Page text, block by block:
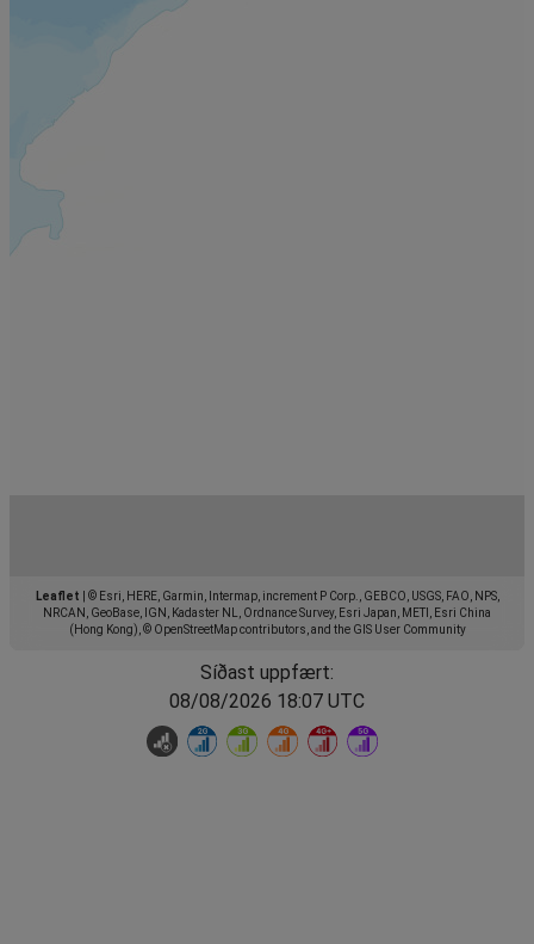
Leaflet
© Esri, HERE, Garmin, Intermap, increment P Corp., GEBCO, USGS, FAO, NPS,
NRCAN, GeoBase, IGN, Kadaster NL, Ordnance Survey, Esri Japan, METI, Esri China
(Hong Kong), © OpenStreetMap contributors, and the GIS User Community
Síðast uppfært:
08/08/2026 18:07 UTC